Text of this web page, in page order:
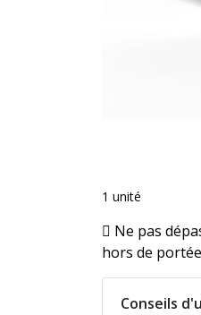
1 unité
Ne pas
hors de
Conseils